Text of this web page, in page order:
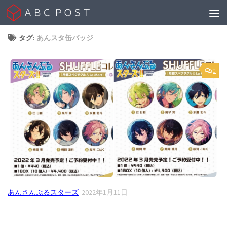
Skip to content
タグ: あんスタ缶バッジ
0
あんさんぶるスターズ 2022年1月11日